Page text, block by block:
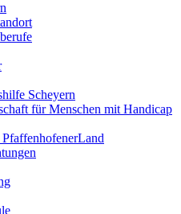
Scheyern
für Menschen mit Handicap